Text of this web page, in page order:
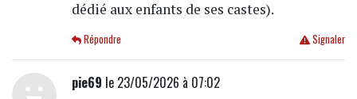
dédié aux enfants de ses castes).
Signaler
Répondre
pie69 le 23/05/2026 à 07:02